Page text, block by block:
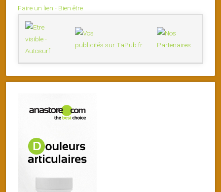
Faire un lien - Bien être